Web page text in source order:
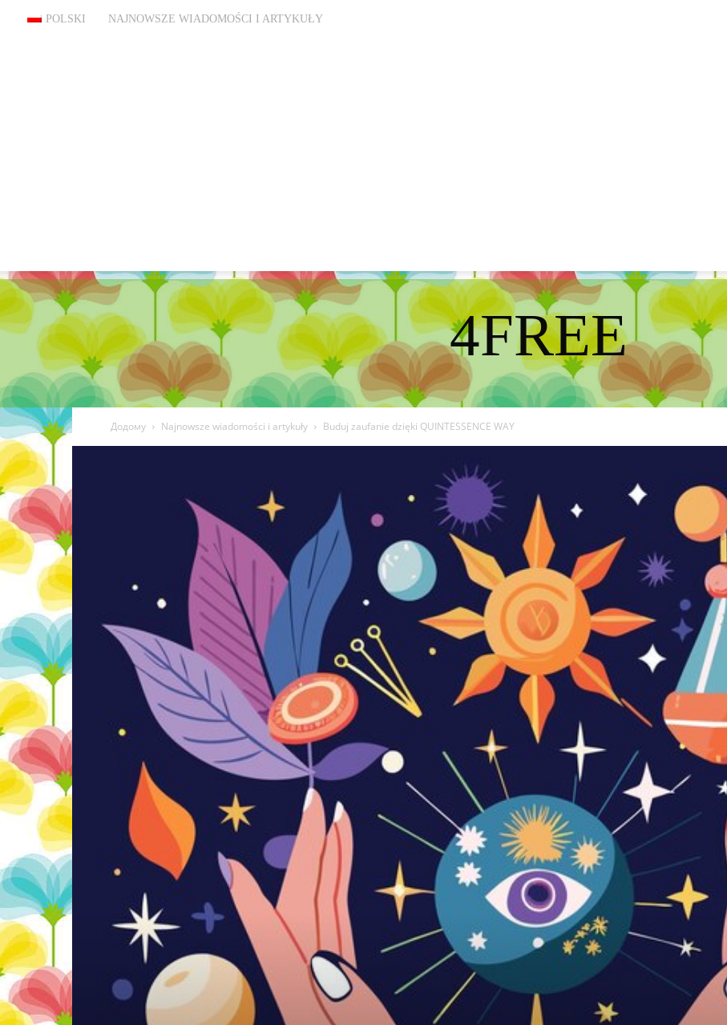
POLSKI NAJNOWSZE WIADOMOŚCI I ARTYKUŁY
4FREE
DISCOVER THE ART OF PUBLISHING
Додому Najnowsze wiadomości i artykuły Buduj zaufanie dzięki QUINTESSENCE WAY